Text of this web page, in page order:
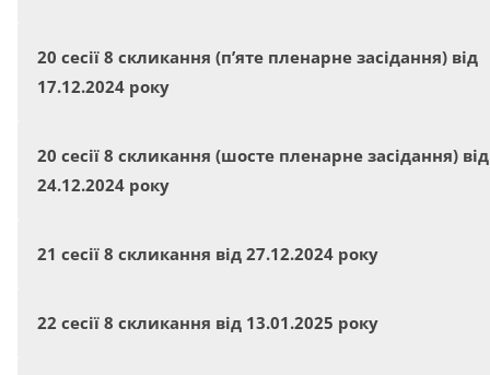
20 сесії 8 скликання (п’яте пленарне засідання) від
17.12.2024 року
20 сесії 8 скликання (шосте пленарне засідання) від
24.12.2024 року
21 сесії 8 скликання від 27.12.2024 року
22 сесії 8 скликання від 13.01.2025 року